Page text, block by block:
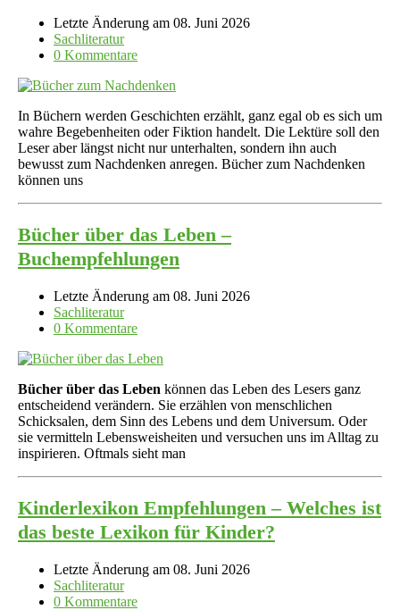
Letzte Änderung am 08. Juni 2026
Sachliteratur
0 Kommentare
In Büchern werden Geschichten erzählt, ganz egal ob es sich um
wahre Begebenheiten oder Fiktion handelt. Die Lektüre soll den
Leser aber längst nicht nur unterhalten, sondern ihn auch
bewusst zum Nachdenken anregen. Bücher zum Nachdenken
können uns
Bücher über das Leben –
Buchempfehlungen
Letzte Änderung am 08. Juni 2026
Sachliteratur
0 Kommentare
Bücher über das Leben können das Leben des Lesers ganz
entscheidend verändern. Sie erzählen von menschlichen
Schicksalen, dem Sinn des Lebens und dem Universum. Oder
sie vermitteln Lebensweisheiten und versuchen uns im Alltag zu
inspirieren. Oftmals sieht man
Kinderlexikon Empfehlungen – Welches ist
das beste Lexikon für Kinder?
Letzte Änderung am 08. Juni 2026
Sachliteratur
0 Kommentare